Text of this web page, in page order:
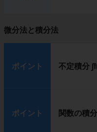
微分法と積分法
ポイント 不定積分
ポイント 関数の積